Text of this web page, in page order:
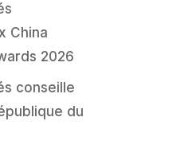
China
2026
conseille
du